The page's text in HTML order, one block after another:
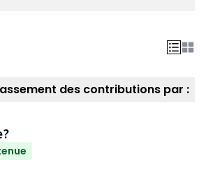
des contributions par :